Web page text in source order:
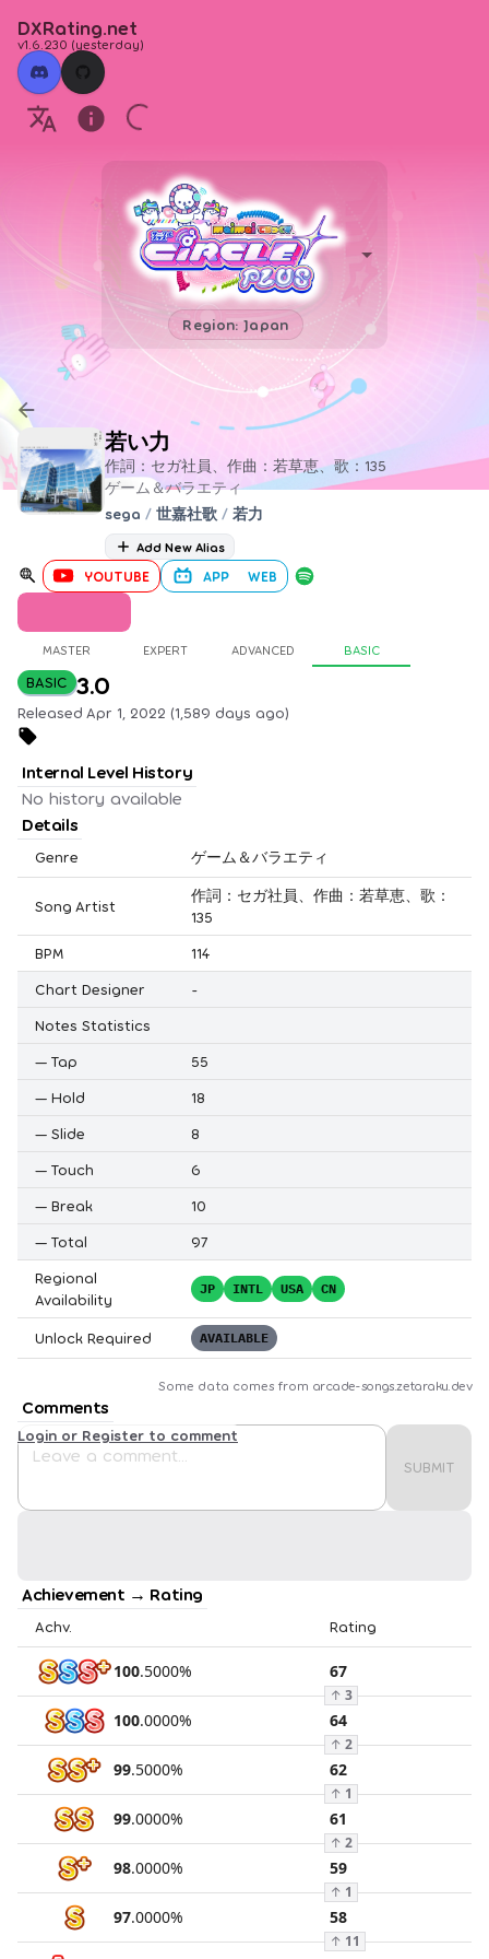
DXRating.net
v1.6.230 (yesterday)
Region: Japan
若い力
作詞：セガ社員、作曲：若草恵、歌：135
ゲーム＆バラエティ
sega / 世嘉社歌 / 若力
Add New Alias
YOUTUBE APP WEB
MASTER EXPERT ADVANCED BASIC
BASIC 3.0
Released Apr 1, 2022 (1,589 days ago)
Internal Level History
No history available
Details
Genre ゲーム＆バラエティ
Song Artist
作詞：セガ社員、作曲：若草恵、歌：
135
BPM
114
Chart Designer
-
Notes Statistics
— Tap
55
— Hold
18
— Slide
8
— Touch
6
— Break
10
— Total
97
Regional
Availability
JP INTL USA CN
Unlock Required AVAILABLE
Some data comes from arcade-songs.zetaraku.dev
Comments
SUBMIT
Login or Register to comment
Achievement → Rating
Achv. Rating
100.5000% 67
↑ 3
100.0000% 64
↑ 2
99.5000% 62
↑ 1
99.0000% 61
↑ 2
98.0000% 59
↑ 1
97.0000% 58
↑ 11